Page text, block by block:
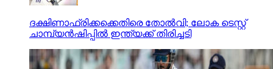
ദക്ഷിണാഫ്രിക്കക്കെതിരെ തോല്‍വി; ലോക ടെസ്റ്റ്
ചാമ്പ്യന്‍ഷിപ്പില്‍ ഇന്ത്യക്ക് തിരിച്ചടി